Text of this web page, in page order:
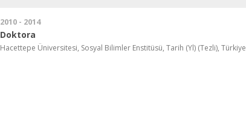
2010 - 2014
Doktora
Hacettepe Üniversitesi, Sosyal Bilimler Enstitüsü, Tarih (Yl) (Tezli), Türkiye